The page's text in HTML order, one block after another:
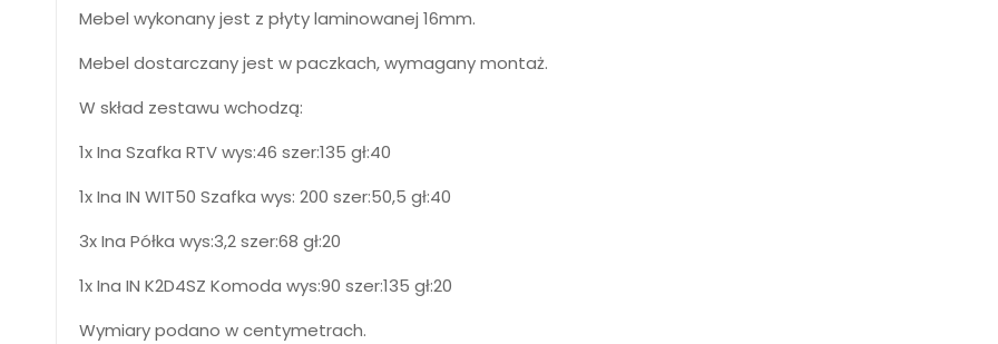
Mebel wykonany jest z płyty laminowanej 16mm.
Mebel dostarczany jest w paczkach, wymagany montaż.
W skład zestawu wchodzą:
1x Ina Szafka RTV wys:46 szer:135 gł:40
1x Ina IN WIT50 Szafka wys: 200 szer:50,5 gł:40
3x Ina Półka wys:3,2 szer:68 gł:20
1x Ina IN K2D4SZ Komoda wys:90 szer:135 gł:20
Wymiary podano w centymetrach.